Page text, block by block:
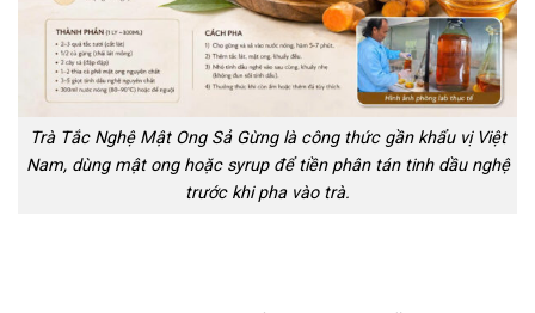
Trà Tắc Nghệ Mật Ong Sả Gừng là công thức gần khẩu vị Việt
Nam, dùng mật ong hoặc syrup để tiền phân tán tinh dầu nghệ
trước khi pha vào trà.